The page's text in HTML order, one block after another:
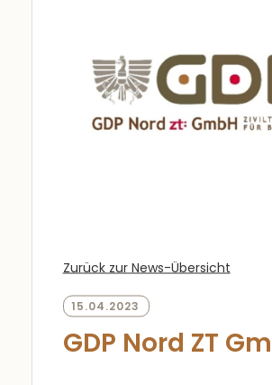
Zurück zur News-Übersicht
15.04.2023
GDP Nord ZT